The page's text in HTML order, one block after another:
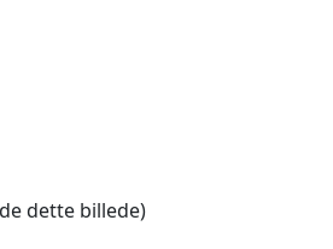
dette billede)